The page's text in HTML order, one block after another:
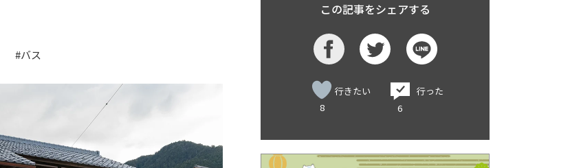
#バス
この記事をシェアする
8
行きたい
行った
6